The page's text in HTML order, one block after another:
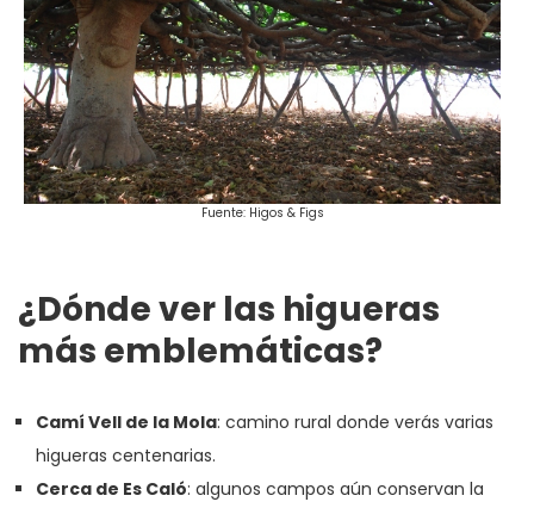
Fuente: Higos & Figs
¿Dónde ver las higueras
más emblemáticas?
Camí Vell de la Mola: camino rural donde verás varias
higueras centenarias.
Cerca de Es Caló: algunos campos aún conservan la